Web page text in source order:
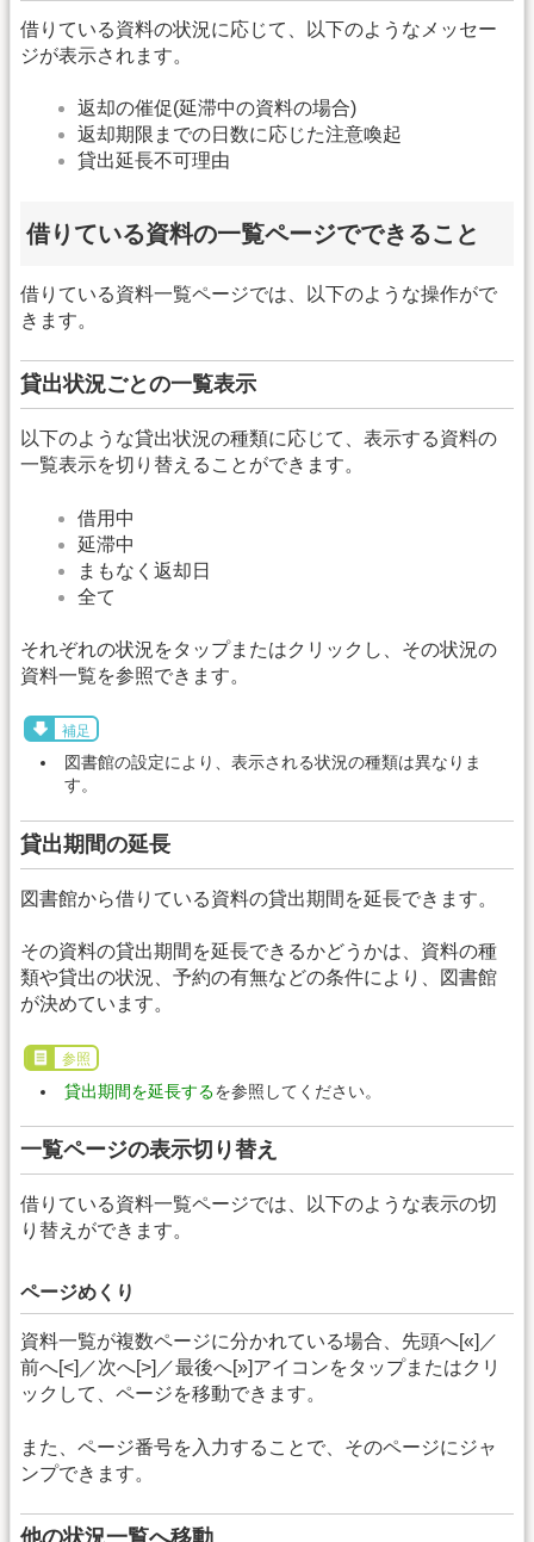
借りている資料の状況に応じて、以下のようなメッセー
ジが表示されます。
返却の催促(延滞中の資料の場合)
返却期限までの日数に応じた注意喚起
貸出延長不可理由
借りている資料の一覧ページでできること
借りている資料一覧ページでは、以下のような操作がで
きます。
貸出状況ごとの一覧表示
以下のような貸出状況の種類に応じて、表示する資料の
一覧表示を切り替えることができます。
借用中
延滞中
まもなく返却日
全て
それぞれの状況をタップまたはクリックし、その状況の
資料一覧を参照できます。
補足
図書館の設定により、表示される状況の種類は異なりま
す。
貸出期間の延長
図書館から借りている資料の貸出期間を延長できます。
その資料の貸出期間を延長できるかどうかは、資料の種
類や貸出の状況、予約の有無などの条件により、図書館
が決めています。
参照
貸出期間を延長するを参照してください。
一覧ページの表示切り替え
借りている資料一覧ページでは、以下のような表示の切
り替えができます。
ページめくり
資料一覧が複数ページに分かれている場合、先頭へ[«]／
前へ[<]／次へ[>]／最後へ[»]アイコンをタップまたはクリ
ックして、ページを移動できます。
また、ページ番号を入力することで、そのページにジャ
ンプできます。
他の状況一覧へ移動